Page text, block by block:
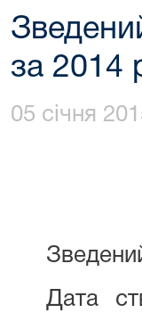
за 2014
05 січня
Дата